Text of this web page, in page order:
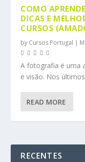
COMO
DICAS E
CURSOS
by Cursos Portugal |
A fotografia é uma
e visão. Nos
READ MORE
RECENTES